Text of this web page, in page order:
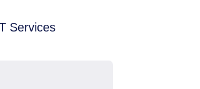
Services